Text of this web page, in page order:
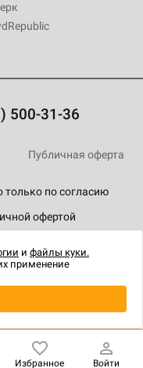
500-31-36
только по согласию
офертой
Публичная оферта
Избранное Войти
и файлы куки.
применение